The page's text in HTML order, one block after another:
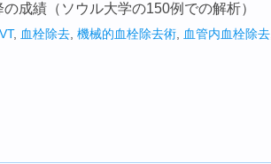
成績（ソウル大学の150例での解析）
, 血栓除去 機械的血栓除去術 血管内血栓除去